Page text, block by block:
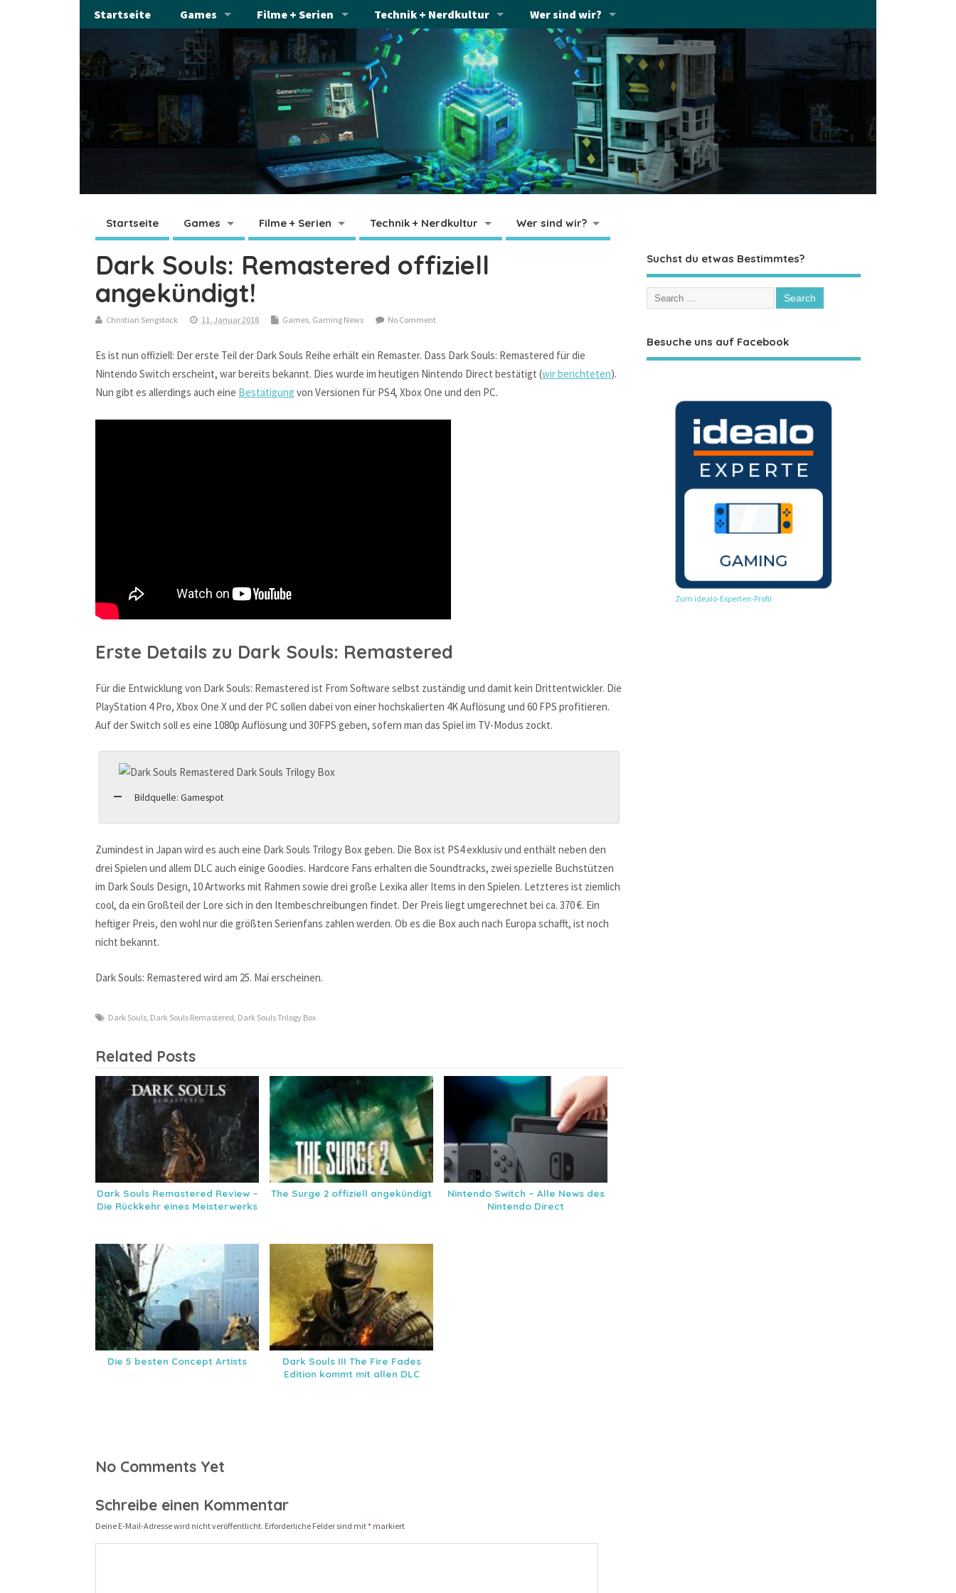
Startseite Games Filme + Serien Technik + Nerdkultur Wer sind wir?
Startseite Games Filme + Serien Technik + Nerdkultur Wer sind wir?
Dark Souls: Remastered offiziell
angekündigt!
Christian Sengstock 11. Januar 2018 Games Gaming News No Comment
Es ist nun offiziell: Der erste Teil der Dark Souls Reihe erhält ein Remaster. Dass Dark Souls: Remastered für die
Nintendo Switch erscheint, war bereits bekannt. Dies wurde im heutigen Nintendo Direct bestätigt (wir berichteten).
Nun gibt es allerdings auch eine Bestätigung von Versionen für PS4, Xbox One und den PC.
Erste Details zu Dark Souls: Remastered
Für die Entwicklung von Dark Souls: Remastered ist From Software selbst zuständig und damit kein Drittentwickler. Die
PlayStation 4 Pro, Xbox One X und der PC sollen dabei von einer hochskalierten 4K Auflösung und 60 FPS profitieren.
Auf der Switch soll es eine 1080p Auflösung und 30FPS geben, sofern man das Spiel im TV-Modus zockt.
Bildquelle: Gamespot
Zumindest in Japan wird es auch eine Dark Souls Trilogy Box geben. Die Box ist PS4 exklusiv und enthält neben den
drei Spielen und allem DLC auch einige Goodies. Hardcore Fans erhalten die Soundtracks, zwei spezielle Buchstützen
im Dark Souls Design, 10 Artworks mit Rahmen sowie drei große Lexika aller Items in den Spielen. Letzteres ist ziemlich
cool, da ein Großteil der Lore sich in den Itembeschreibungen findet. Der Preis liegt umgerechnet bei ca. 370 €. Ein
heftiger Preis, den wohl nur die größten Serienfans zahlen werden. Ob es die Box auch nach Europa schafft, ist noch
nicht bekannt.
Dark Souls: Remastered wird am 25. Mai erscheinen.
Dark Souls, Dark Souls Remastered, Dark Souls Trilogy Box
Related Posts
Dark Souls Remastered Review –
Die Rückkehr eines Meisterwerks
The Surge 2 offiziell angekündigt
Nintendo Switch – Alle News des
Nintendo Direct
Die 5 besten Concept Artists
Dark Souls III The Fire Fades
Edition kommt mit allen DLC
No Comments Yet
Schreibe einen Kommentar
Deine E-Mail-Adresse wird nicht veröffentlicht. Erforderliche Felder sind mit* markiert
Suchst du etwas Bestimmtes?
Besuche uns auf Facebook
Zum idealo-Experten-Profil